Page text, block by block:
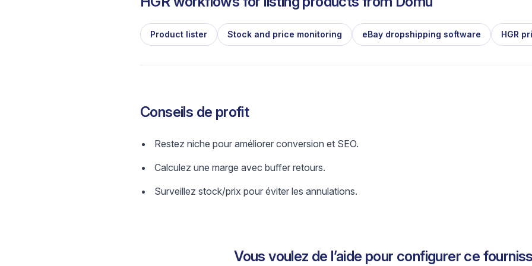
Product lister Stock and price monitoring eBay dropshipping software HGR
Conseils de profit
Restez niche pour améliorer conversion et SEO.
Calculez une marge avec buffer retours.
Surveillez stock/prix pour éviter les annulations.
Vous voulez de l’aide pour configurer ce